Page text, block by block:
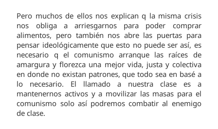
Pero muchos de ellos nos explican q la misma crisis
nos obliga a arriesgarnos para poder comprar
alimentos, pero también nos abre las puertas para
pensar ideológicamente que esto no puede ser así, es
necesario q el comunismo arranque las raíces de
amargura y florezca una mejor vida, justa y colectiva
en donde no existan patrones, que todo sea en basé a
lo necesario. El llamado a nuestra clase es a
mantenernos activos y a movilizar las masas para el
comunismo solo así podremos combatir al enemigo
de clase.